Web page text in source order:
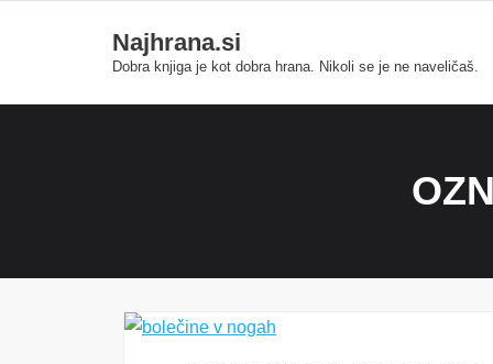
Najhrana.si
Dobra knjiga je kot dobra hrana. Nikoli se je ne naveličaš.